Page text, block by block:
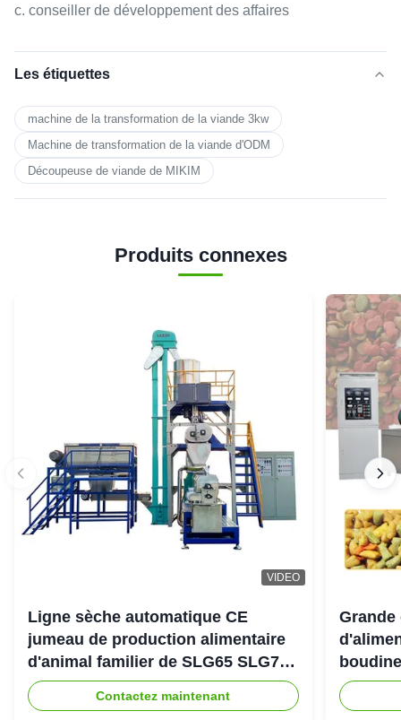
c. conseiller de développement des affaires
Les étiquettes
machine de la transformation de la viande 3kw
Machine de transformation de la viande d'ODM
Découpeuse de viande de MIKIM
Produits connexes
VIDEO
Ligne sèche automatique CE
jumeau de production alimentaire
d'animal familier de SLG65 SLG70
de boudineuse à vis de parallèle
Contactez maintenant
sortie